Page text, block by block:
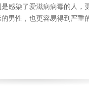
感染了爱滋病病毒的人，
男性，也更容易得到严重